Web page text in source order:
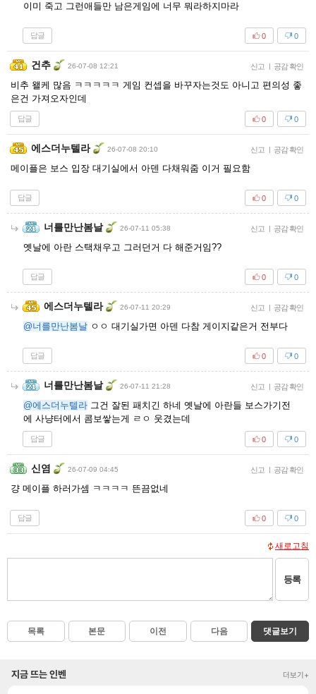
이미 죽고 그런애들만 남은게임에 너무 뭐라하지마라
답글 0
0
건추 26-07-08 12:21 신고 공감 확인
비추 왤케 많음 ㅋㅋㅋㅋㅋ 게임 컨셉을 바꾸자는것도 아니고 편의성 좋
은건 가져오자인데
답글 0
0
에스더누텔라 26-07-08 20:10 신고 공감 확인
메이플은 보스 입장 대기실에서 아덴 다채워줌 이거 필요함
답글 0
0
너를만난봄날 26-07-11 05:38 신고 공감 확인
옛날에 아란 스택채우고 그러던거 다 해준거임??
답글 0
0
에스더누텔라 26-07-11 20:29 신고 공감 확인
@너를만난봄날 ㅇㅇ 대기실가면 아덴 다참 게이지같은거 전부다
답글 0
0
너를만난봄날 26-07-11 21:28 신고 공감 확인
@에스더누텔라 그건 잘된 패치긴 하네 옛날에 아란들 보스가기전
에 사냥터에서 콤보쌓는게 ㄹㅇ 웃겼는데
답글 0
0
신염 26-07-09 04:45 신고 공감 확인
걍 메이플 하러가셈 ㅋㅋㅋㅋ 뜬끔없네
답글 0
0
새로고침
등록
목록 본문 이전 다음 댓글보기
지금 뜨는 인벤 더보기+